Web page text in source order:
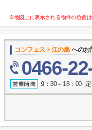
※地図上に表示される物件の位置
コンフェスト江の島へのお
0466-
9：30～18：00